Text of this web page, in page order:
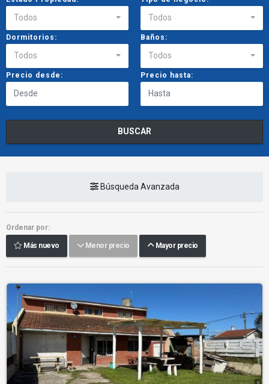
Todos Todos
Dormitorios:
Todos
Baños:
Todos
Precio desde: Precio hasta:
BUSCAR
Búsqueda Avanzada
Ordenar por:
Más nuevo Menor precio Mayor precio